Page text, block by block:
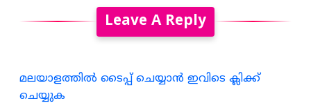
Leave A Reply
മലയാളത്തില്‍ ടൈപ്പ് ചെയ്യാന്‍ ഇവിടെ ക്ലിക്ക്
ചെയ്യുക